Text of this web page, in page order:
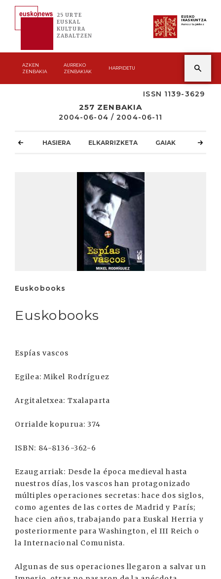
25 URTE
EUSKAL
KULTURA
ZABALTZEN
EUSKO
IKASKUNTZA
Asmoz ta jakitez
AZKEN
ZENBAKIA
AURREKO
ZENBAKIAK
HARPIDETU
ISSN 1139-3629
257 ZENBAKIA
2004-06-04 / 2004-06-11
HASIERA ELKARRIZKETA GAIAK
Euskobooks
Euskobooks
Espías vascos
Egilea: Mikel Rodríguez
Argitaletxea: Txalaparta
Orrialde kopurua: 374
ISBN: 84-8136-362-6
Ezaugarriak: Desde la época medieval hasta
nuestros días, los vascos han protagonizado
múltiples operaciones secretas: hace dos siglos,
como agentes de las cortes de Madrid y París;
hace cien años, trabajando para Euskal Herria y
posteriormente para Washington, el III Reich o
la Internacional Comunista.
Algunas de sus operaciones llegaron a salvar un